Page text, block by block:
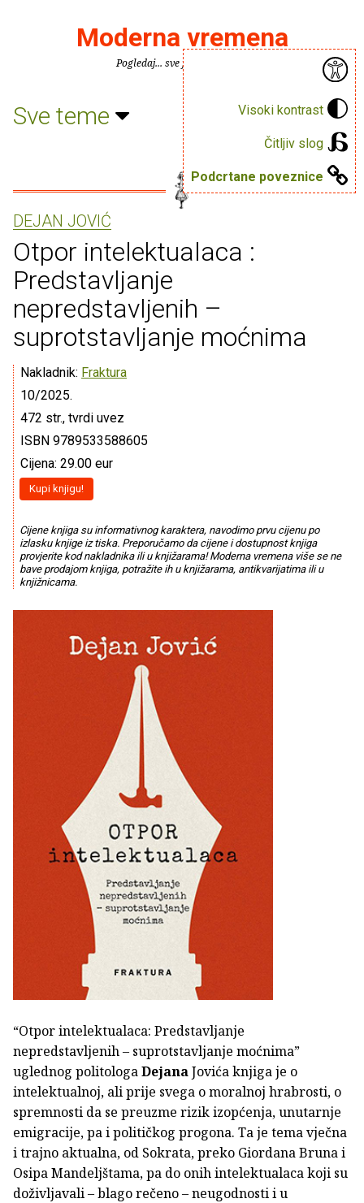
Visoki kontrast
Čitljiv slog
Podcrtane poveznice
Moderna vremena
Pogledaj... sve je puno knjiga.
Sve teme
DEJAN JOVIĆ
Otpor intelektualaca :
Predstavljanje
nepredstavljenih –
suprotstavljanje moćnima
Nakladnik: Fraktura
10/2025.
472 str., tvrdi uvez
ISBN 9789533588605
Cijena: 29.00 eur
Kupi knjigu!
Cijene knjiga su informativnog karaktera, navodimo prvu cijenu po
izlasku knjige iz tiska. Preporučamo da cijene i dostupnost knjiga
provjerite kod nakladnika ili u knjižarama! Moderna vremena više se ne
bave prodajom knjiga, potražite ih u knjižarama, antikvarijatima ili u
knjižnicama.
“Otpor intelektualaca: Predstavljanje
nepredstavljenih – suprotstavljanje moćnima”
uglednog politologaDejanaJovića knjiga je o
intelektualnoj, ali prije svega o moralnoj hrabrosti, o
spremnosti da se preuzme rizik izopćenja, unutarnje
emigracije, pa i političkog progona. Ta je tema vječna
i trajno aktualna, od Sokrata, preko Giordana Bruna i
Osipa Mandeljštama, pa do onih intelektualaca koji su
doživljavali – blago rečeno – neugodnosti i u